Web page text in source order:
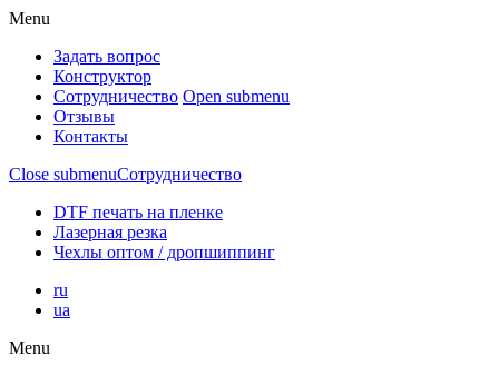
Menu
Задать вопрос
Конструктор
Сотрудничество Open submenu
Отзывы
Контакты
Close submenuСотрудничество
DTF печать на пленке
Лазерная резка
Чехлы оптом / дропшиппинг
ru
ua
Menu